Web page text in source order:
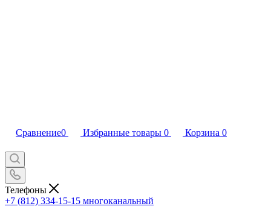
Сравнение0 Избранные товары 0 Корзина 0
Телефоны
+7 (812) 334-15-15 многоканальный